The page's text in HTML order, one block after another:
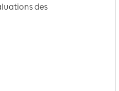
des